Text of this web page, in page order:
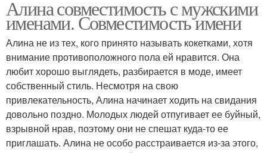
Алина совместимость с мужскими
именами. Совместимость имени
Алина не из тех, кого принято называть кокетками, хотя
внимание противоположного пола ей нравится. Она
любит хорошо выглядеть, разбирается в моде, имеет
собственный стиль. Несмотря на свою
привлекательность, Алина начинает ходить на свидания
довольно поздно. Молодых людей отпугивает ее буйный,
взрывной нрав, поэтому они не спешат куда-то ее
приглашать. Алина не особо расстраивается из-за этого,